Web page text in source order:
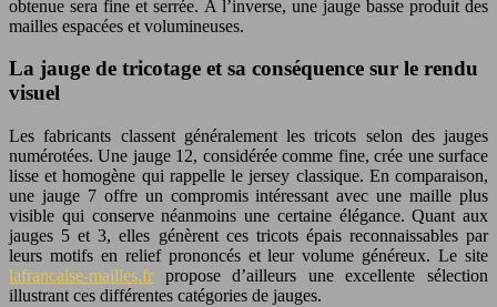
obtenue sera fine et serrée. À l’inverse, une jauge basse produit des
mailles espacées et volumineuses.
La jauge de tricotage et sa conséquence sur le rendu
visuel
Les fabricants classent généralement les tricots selon des jauges
numérotées. Une jauge 12, considérée comme fine, crée une surface
lisse et homogène qui rappelle le jersey classique. En comparaison,
une jauge 7 offre un compromis intéressant avec une maille plus
visible qui conserve néanmoins une certaine élégance. Quant aux
jauges 5 et 3, elles génèrent ces tricots épais reconnaissables par
leurs motifs en relief prononcés et leur volume généreux. Le site
lafrancaise-mailles.fr propose d’ailleurs une excellente sélection
illustrant ces différentes catégories de jauges.